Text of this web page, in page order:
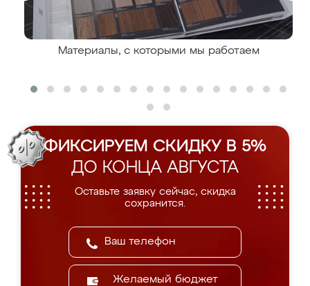
Материалы, с которыми мы работаем
ФИКСИРУЕМ СКИДКУ В 5%
ДО КОНЦА АВГУСТА
Оставьте заявку сейчас, скидка
сохранится.
Желаемый бюджет